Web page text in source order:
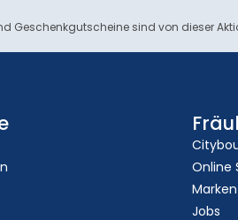
Geschenkgutscheine sind von dieser
Online
Marken
Jobs